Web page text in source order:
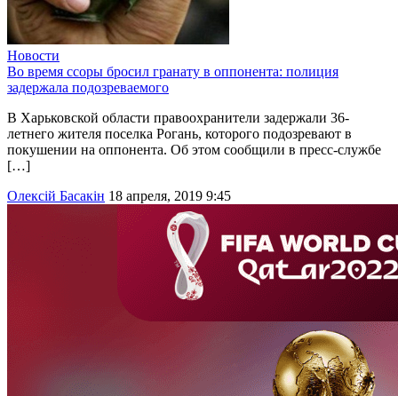
Новости
Во время ссоры бросил гранату в оппонента: полиция
задержала подозреваемого
В Харьковской области правоохранители задержали 36-
летнего жителя поселка Рогань, которого подозревают в
покушении на оппонента. Об этом сообщили в пресс-службе
[…]
Олексій Басакін 18 апреля, 2019 9:45